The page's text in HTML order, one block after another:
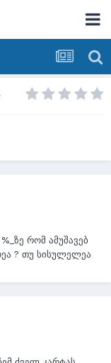
რომ ამუშავებ
? თუ სისულელეა